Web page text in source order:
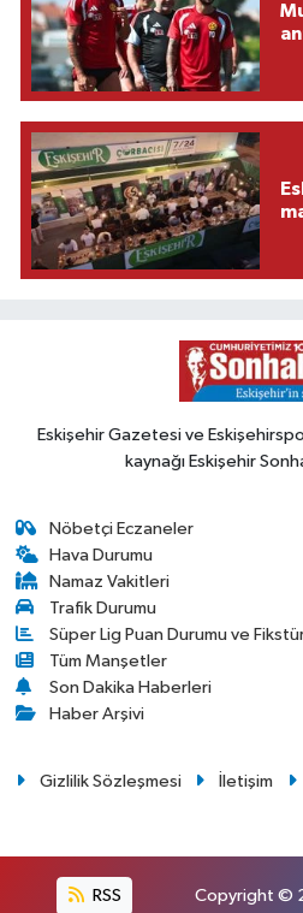
Eskişehir Gazetesi ve
kaynağı Eskişehir
Nöbetçi Eczaneler
Hava Durumu
Namaz Vakitleri
Trafik Durumu
Süper Lig Puan Durumu ve
Tüm Manşetler
Son Dakika Haberleri
Haber Arşivi
Gizlilik Sözleşmesi İletişim
RSS Copyright ©